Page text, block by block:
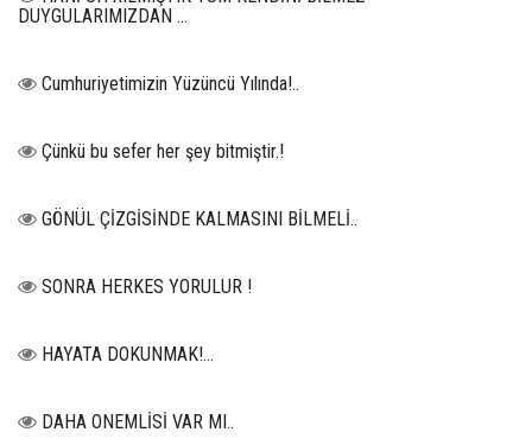
DUYGULARIMIZDAN …
Cumhuriyetimizin Yüzüncü Yılında!..
Çünkü bu sefer her şey bitmiştir.!
GÖNÜL ÇİZGİSİNDE KALMASINI BİLMELİ..
SONRA HERKES YORULUR !
HAYATA DOKUNMAK!...
DAHA ONEMLİSİ VAR MI..